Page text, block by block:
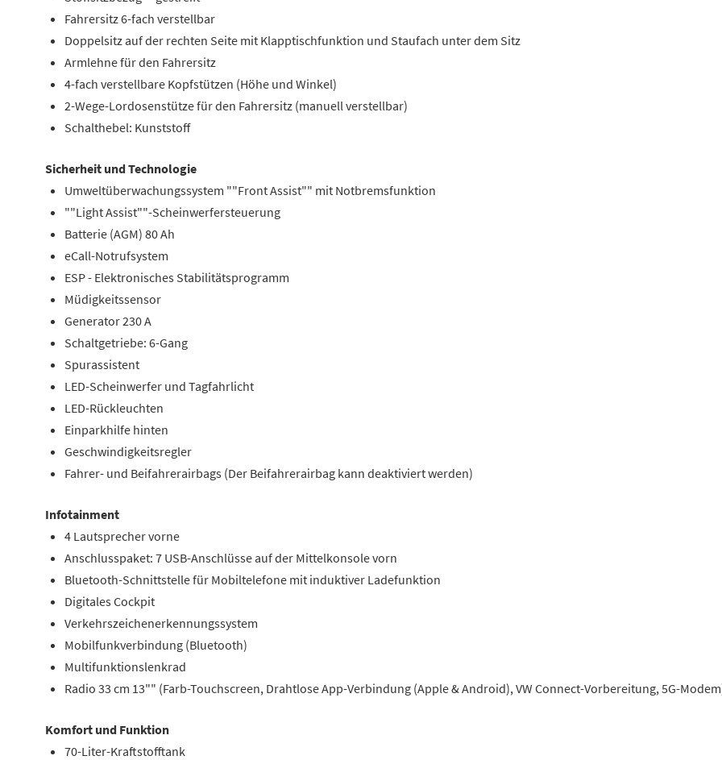
Fahrersitz 6-fach verstellbar
Doppelsitz auf der rechten Seite mit Klapptischfunktion und Staufach unter dem Sitz
Armlehne für den Fahrersitz
4-fach verstellbare Kopfstützen (Höhe und Winkel)
2-Wege-Lordosenstütze für den Fahrersitz (manuell verstellbar)
Schalthebel: Kunststoff
Sicherheit und Technologie
Umweltüberwachungssystem ""Front Assist"" mit Notbremsfunktion
""Light Assist""-Scheinwerfersteuerung
Batterie (AGM) 80 Ah
eCall-Notrufsystem
ESP - Elektronisches Stabilitätsprogramm
Müdigkeitssensor
Generator 230 A
Schaltgetriebe: 6-Gang
Spurassistent
LED-Scheinwerfer und Tagfahrlicht
LED-Rückleuchten
Einparkhilfe hinten
Geschwindigkeitsregler
Fahrer- und Beifahrerairbags (Der Beifahrerairbag kann deaktiviert werden)
Infotainment
4 Lautsprecher vorne
Anschlusspaket: 7 USB-Anschlüsse auf der Mittelkonsole vorn
Bluetooth-Schnittstelle für Mobiltelefone mit induktiver Ladefunktion
Digitales Cockpit
Verkehrszeichenerkennungssystem
Mobilfunkverbindung (Bluetooth)
Multifunktionslenkrad
Radio 33 cm 13"" (Farb-Touchscreen, Drahtlose App-Verbindung (Apple & Android), VW Connect-Vorbereitung, 5G-
Komfort und Funktion
70-Liter-Kraftstofftank